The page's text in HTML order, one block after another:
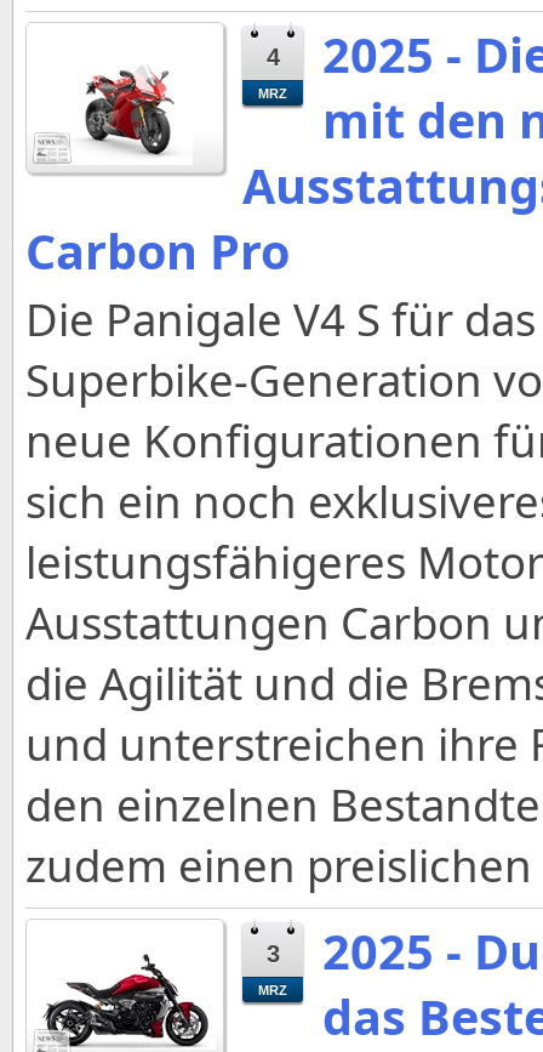
4
MRZ
2025 -
mit den
Carbon Pro
Die Panigale V4 S für
Superbike-Generation
neue Konfigurationen
sich ein noch
leistungsfähigeres
Ausstattungen Carbon
die Agilität und die
und unterstreichen ihre
den einzelnen
zudem einen
3
MRZ
2025 -
das